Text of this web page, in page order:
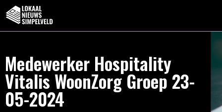
Medewerker Hospitality
Vitalis WoonZorg Groep 23-
05-2024